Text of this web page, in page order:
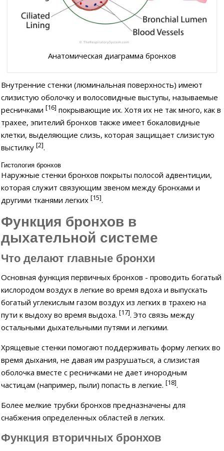
Анатомическая диаграмма бронхов
Внутренние стенки (люминальная поверхность) имеют
слизистую оболочку и волосовидные выступы, называемые
ресничками[16] покрывающие их. Хотя их не так много, как в
трахее, эпителий бронхов также имеет бокаловидные
клетки, выделяющие слизь, которая защищает слизистую
выстилку[2].
Гистология бронхов
Наружные стенки бронхов покрыты полосой адвентиции,
которая служит связующим звеном между бронхами и
другими тканями легких[15].
Функция бронхов в
дыхательной системе
Что делают главные бронхи
Основная функция первичных бронхов - проводить богатый
кислородом воздух в легкие во время вдоха и выпускать
богатый углекислым газом воздух из легких в трахею на
пути к выдоху во время выдоха.[17]. Это связь между
остальными дыхательными путями и легкими.
Хрящевые стенки помогают поддерживать форму легких во
время дыхания, не давая им разрушаться, а слизистая
оболочка вместе с ресничками не дает инородным
частицам (например, пыли) попасть в легкие.[18].
Более мелкие трубки бронхов предназначены для
снабжения определенных областей в легких.
Функция вторичных бронхов